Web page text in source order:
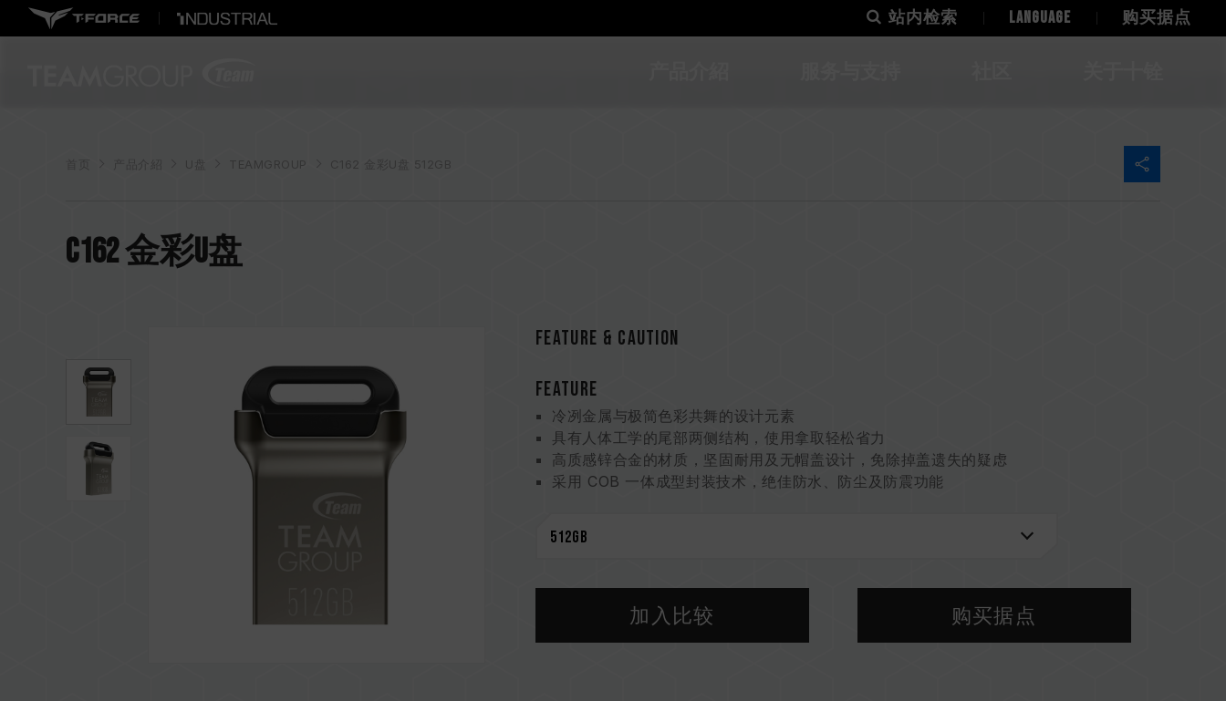
站内检索 LANGUAGE 购买据点
产品介紹 U盘 TEAMGROUP C162 金彩U盘 512GB
C162 金彩U盘
Feature & CAUTION
FEATURE
冷冽金属与极简色彩共舞的设计元素
具有人体工学的尾部两侧结构，使用拿取轻松省力
高质感锌合金的材质，坚固耐用及无帽盖设计，免除掉盖遗失的疑虑
采用 COB 一体成型封装技术，绝佳防水、防尘及防震功能
加入比较 购买据点